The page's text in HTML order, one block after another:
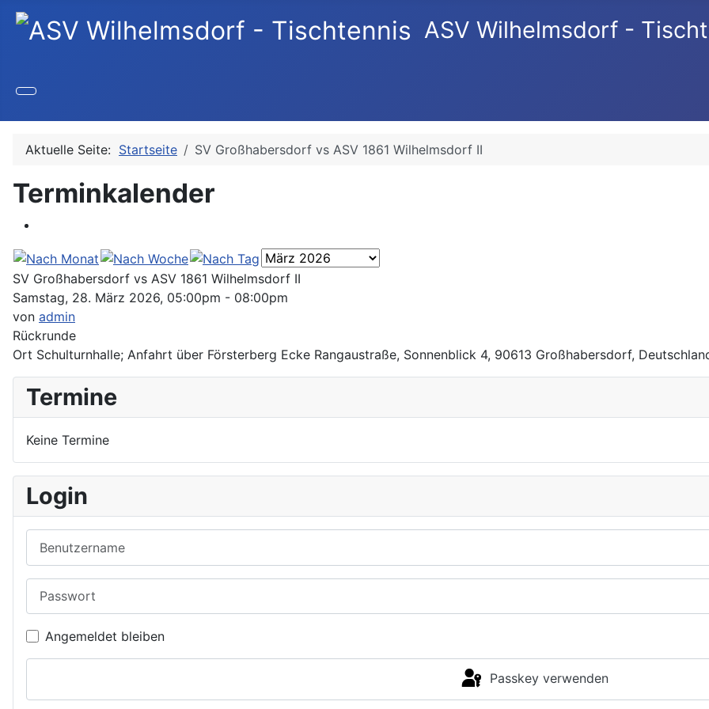
ASV Wilhelmsdorf -
Aktuelle Seite: Startseite SV Großhabersdorf vs ASV 1861 Wilhelmsdorf II
Terminkalender
SV Großhabersdorf vs ASV 1861 Wilhelmsdorf II
Samstag, 28. März 2026, 05:00pm - 08:00pm
von admin
Rückrunde
Ort Schulturnhalle; Anfahrt über Försterberg Ecke Rangaustraße, Sonnenblick 4, 90613 Großhabersdorf,
Termine
Keine Termine
Login
Angemeldet bleiben
Passkey verwenden